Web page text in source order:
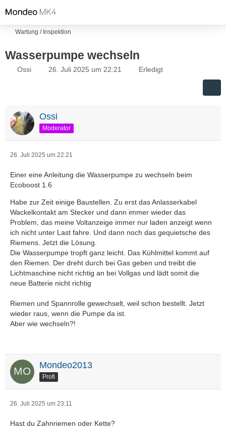
Wartung / Inspektion
Wasserpumpe wechseln
Ossi 26. Juli 2025 um 22:21 Erledigt
Ossi
Moderator
26. Juli 2025 um 22:21
Einer eine Anleitung die Wasserpumpe zu wechseln beim
Ecoboost 1.6
Habe zur Zeit einige Baustellen. Zu erst das Anlasserkabel
Wackelkontakt am Stecker und dann immer wieder das
Problem, das meine Voltanzeige immer nur laden anzeigt wenn
ich nicht unter Last fahre. Und dann noch das gequietsche des
Riemens. Jetzt die Lösung.
Die Wasserpumpe tropft ganz leicht. Das Kühlmittel kommt auf
den Riemen. Der dreht durch bei Gas geben und treibt die
Lichtmaschine nicht richtig an bei Vollgas und lädt somit die
neue Batterie nicht richtig
Riemen und Spannrolle gewechselt, weil schon bestellt. Jetzt
wieder raus, wenn die Pumpe da ist.
Aber wie wechseln?!
Mondeo2013
Profi
26. Juli 2025 um 23:11
Hast du Zahnriemen oder Kette?